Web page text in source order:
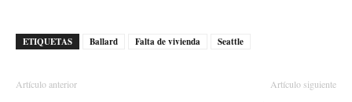
ETIQUETAS Ballard Falta de vivienda Seattle
Artículo anterior Artículo siguiente